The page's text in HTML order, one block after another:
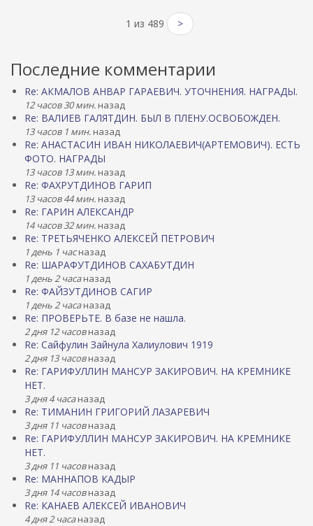
1 из 489 >
Последние комментарии
Re: АКМАЛОВ АНВАР ГАРАЕВИЧ. УТОЧНЕНИЯ. НАГРАДЫ.
12 часов 30 мин. назад
Re: ВАЛИЕВ ГАЛЯТДИН. БЫЛ В ПЛЕНУ.ОСВОБОЖДЕН.
13 часов 1 мин. назад
Re: АНАСТАСИН ИВАН НИКОЛАЕВИЧ(АРТЕМОВИЧ). ЕСТЬ
ФОТО. НАГРАДЫ
13 часов 13 мин. назад
Re: ФАХРУТДИНОВ ГАРИП
13 часов 44 мин. назад
Re: ГАРИН АЛЕКСАНДР
14 часов 32 мин. назад
Re: ТРЕТЬЯЧЕНКО АЛЕКСЕЙ ПЕТРОВИЧ
1 день 1 часназад
Re: ШАРАФУТДИНОВ САХАБУТДИН
1 день 2 часаназад
Re: ФАЙЗУТДИНОВ САГИР
1 день 2 часаназад
Re: ПРОВЕРЬТЕ. В базе не нашла.
2 дня 12 часовназад
Re: Сайфулин Зайнула Халиулович 1919
2 дня 13 часовназад
Re: ГАРИФУЛЛИН МАНСУР ЗАКИРОВИЧ. НА КРЕМНИКЕ
НЕТ.
3 дня 4 часаназад
Re: ТИМАНИН ГРИГОРИЙ ЛАЗАРЕВИЧ
3 дня 11 часовназад
Re: ГАРИФУЛЛИН МАНСУР ЗАКИРОВИЧ. НА КРЕМНИКЕ
НЕТ.
3 дня 11 часовназад
Re: МАННАПОВ КАДЫР
3 дня 14 часовназад
Re: КАНАЕВ АЛЕКСЕЙ ИВАНОВИЧ
4 дня 2 часаназад